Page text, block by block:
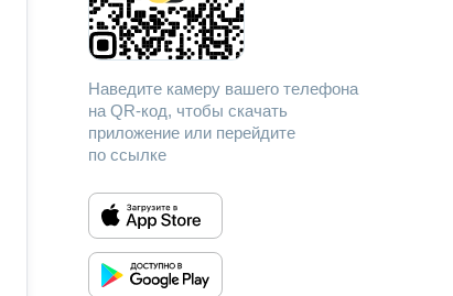
Наведите камеру вашего телефона
на QR-код, чтобы скачать
приложение или перейдите
по ссылке